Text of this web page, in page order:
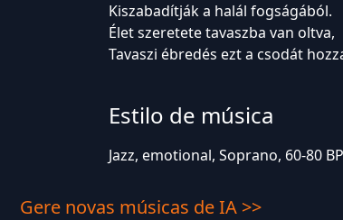
Kiszabadítják a halál fogságából.
Élet szeretete tavaszba van oltva,
Tavaszi ébredés ezt a csodát
Estilo de música
Jazz, emotional, Soprano, 60-80
Gere novas músicas de IA >>